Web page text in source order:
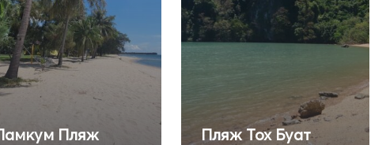
Пляж Пляж Тох Буат